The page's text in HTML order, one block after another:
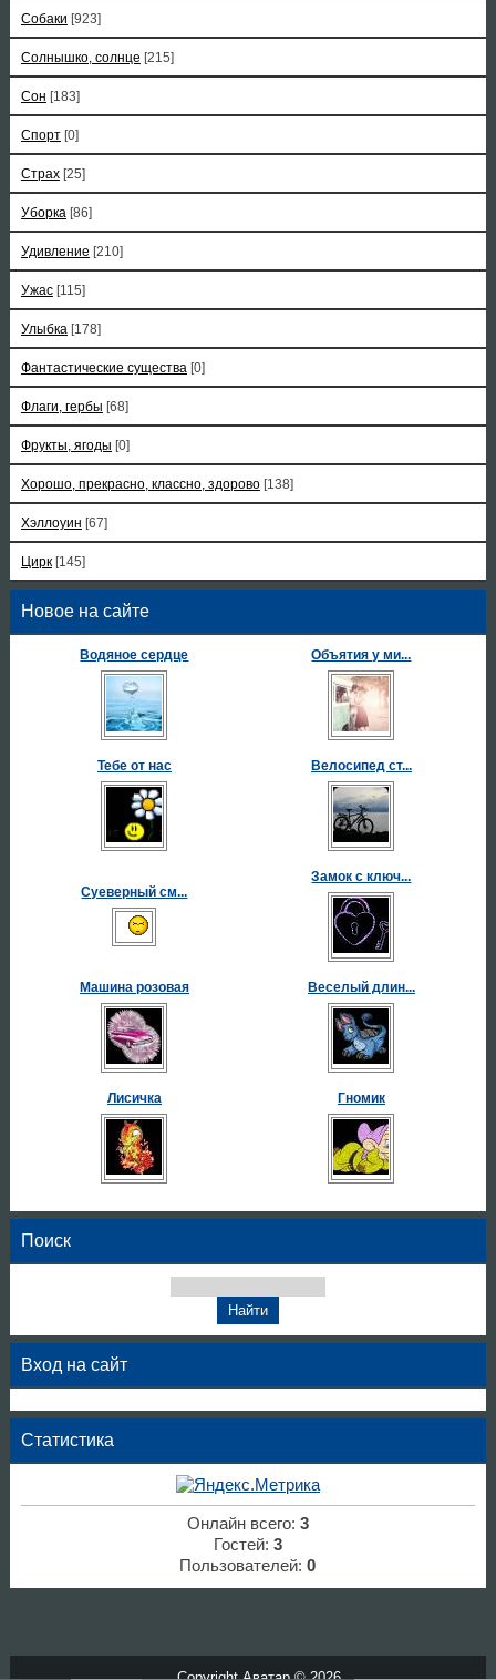
Собаки [923]
Солнышко, солнце [215]
Сон [183]
Спорт [0]
Страх [25]
Уборка [86]
Удивление [210]
Ужас [115]
Улыбка [178]
Фантастические существа [0]
Флаги, гербы [68]
Фрукты, ягоды [0]
Хорошо, прекрасно, классно, здорово [138]
Хэллоуин [67]
Цирк [145]
Новое на сайте
Водяное сердце Объятия у ми...
Тебе от нас Велосипед ст...
Суеверный см...
Замок с ключ...
Машина розовая Веселый длин...
Лисичка Гномик
Поиск
Вход на сайт
Статистика
Онлайн всего: 3
Гостей: 3
Пользователей:0